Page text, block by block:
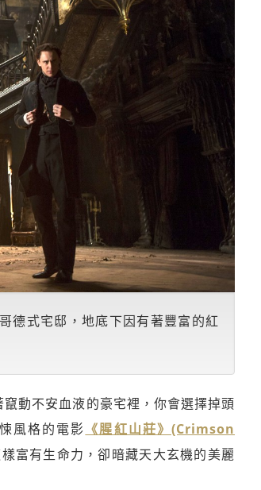
德式宅邸，地底下因有著豐富的紅
動不安血液的豪宅裡，你會選擇掉頭
風格的電影 《腥紅山莊》(Crimson
富有生命力，卻暗藏天大玄機的美麗